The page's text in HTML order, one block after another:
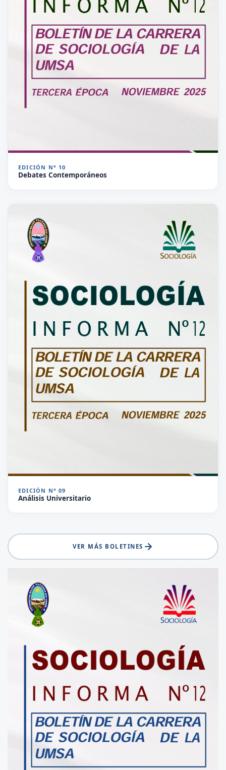
EDICIÓN N° 10
Debates Contemporáneos
EDICIÓN N° 09
Análisis Universitario
VER MÁS BOLETINES